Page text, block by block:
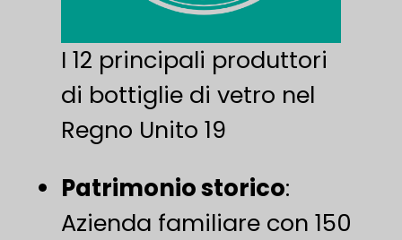
I 12 principali produttori
di bottiglie di vetro nel
Regno Unito 19
Patrimonio storico:
Azienda familiare con 150